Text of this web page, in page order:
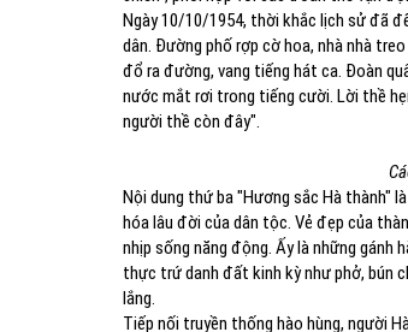
Ngày 10/10/1954, thời khắc lịch sử đã
dân. Đường phố rợp cờ hoa, nhà nhà
đổ ra đường, vang tiếng hát ca. Đoàn
nước mắt rơi trong tiếng cười. Lời thề
người thề còn đây".
Nội dung thứ ba "Hương sắc Hà thành"
hóa lâu đời của dân tộc. Vẻ đẹp của
nhịp sống năng động. Ấy là những gánh
thực trứ danh đất kinh kỳ như phở, bún
lắng.
Tiếp nối truyền thống hào hùng, người